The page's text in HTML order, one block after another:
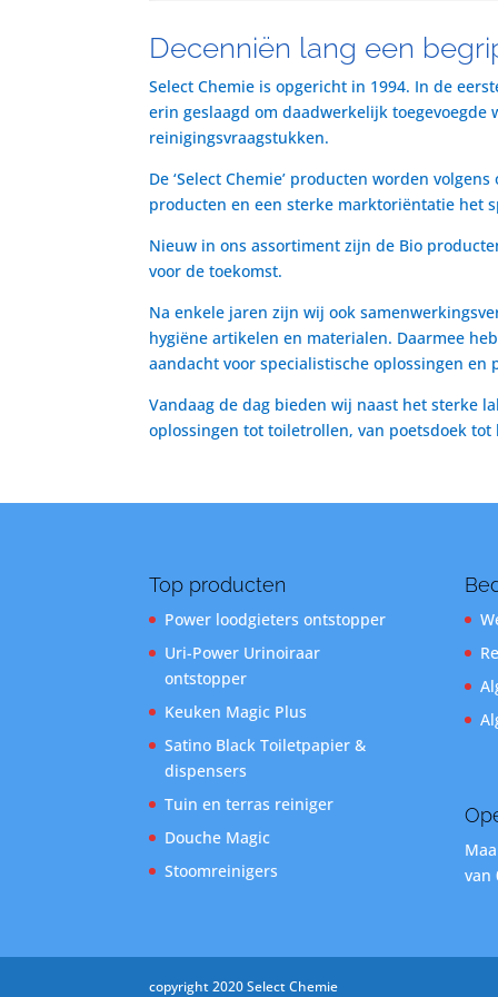
Decenniën lang een
Select Chemie is opgericht in 1994. In de
erin geslaagd om daadwerkelijk
reinigingsvraagstukken.
De ‘Select Chemie’ producten worden
producten en een sterke marktoriëntatie het
Nieuw in ons assortiment zijn de Bio
voor de toekomst.
Na enkele jaren zijn wij ook
hygiëne artikelen en materialen. Daarmee
aandacht voor specialistische oplossingen en
Vandaag de dag bieden wij naast het sterke
oplossingen tot toiletrollen, van poetsdoek
Top producten
Power loodgieters ontstopper
Uri-Power Urinoiraar
ontstopper
Keuken Magic Plus
Satino Black Toiletpapier &
dispensers
Tuin en terras reiniger
Douche Magic
Stoomreinigers
van
copyright 2020 Select Chemie